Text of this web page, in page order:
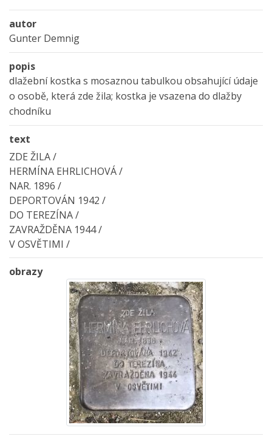
autor
Gunter Demnig
popis
dlažební kostka s mosaznou tabulkou obsahující údaje
o osobě, která zde žila; kostka je vsazena do dlažby
chodníku
text
ZDE ŽILA /
HERMÍNA EHRLICHOVÁ /
NAR. 1896 /
DEPORTOVÁN 1942 /
DO TEREZÍNA /
ZAVRAŽDĚNA 1944 /
V OSVĚTIMI /
obrazy